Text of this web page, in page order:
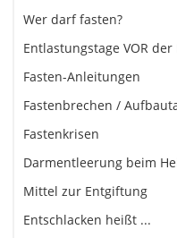
Wer darf fasten?
Entlastungstage VOR
Fasten-Anleitungen
Fastenbrechen /
Fastenkrisen
Darmentleerung beim
Mittel zur Entgiftung
Entschlacken heißt ...